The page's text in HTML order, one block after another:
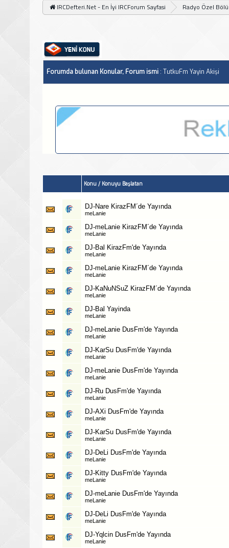
IRCDefteri.Net - En İyi IRCForum Sayfasi Radyo Özel
Forumda bulunan Konular, Forum ismi : TutkuFm Yayin Akişi
Konu / Konuyu Başlatan
DJ-Nare KirazFM´de Yayında
meLanie
DJ-meLanie KirazFM´de Yayında
meLanie
DJ-Bal KirazFm'de Yayında
meLanie
DJ-meLanie KirazFM´de Yayında
meLanie
DJ-KaNuNSuZ KirazFM´de Yayında
meLanie
DJ-Bal Yayinda
meLanie
DJ-meLanie DusFm'de Yayında
meLanie
DJ-KarSu DusFm'de Yayında
meLanie
DJ-meLanie DusFm'de Yayında
meLanie
DJ-Ru DusFm'de Yayında
meLanie
DJ-AXi DusFm'de Yayında
meLanie
DJ-KarSu DusFm'de Yayında
meLanie
DJ-DeLi DusFm'de Yayında
meLanie
DJ-Kitty DusFm'de Yayında
meLanie
DJ-meLanie DusFm'de Yayında
meLanie
DJ-DeLi DusFm'de Yayında
meLanie
DJ-Yqlcin DusFm'de Yayında
meLanie